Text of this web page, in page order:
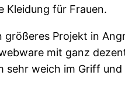
Kleidung für Frauen.
Projekt in
mit ganz
weich im Griff und